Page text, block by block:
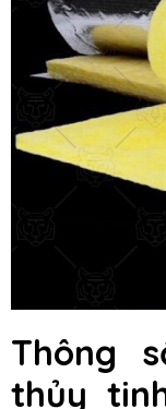
Thông
thủy